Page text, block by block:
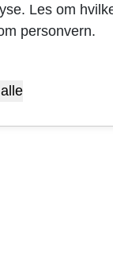
Les om
personvern.